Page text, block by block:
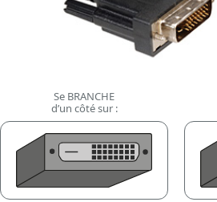
Se BRANCHE
d’un côté sur :